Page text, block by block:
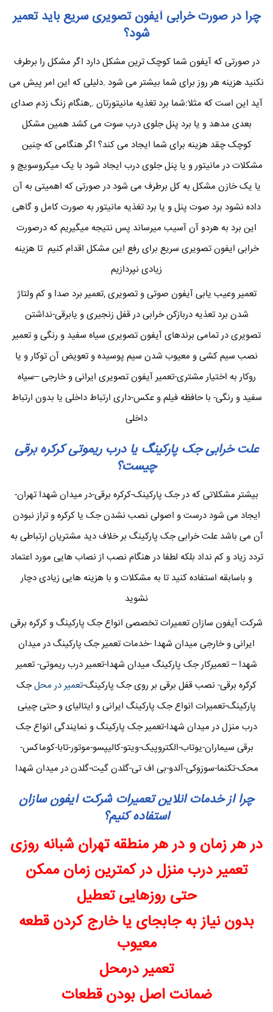
چرا در صورت خرابی آیفون تصویری سریع باید تعمیر
شود؟
در صورتی که آیفون شما کوچک ترین مشکل دارد اگر مشکل را برطرف
نکنید هزینه هر روز برای شما بیشتر می شود .دلیلی که این امر پیش می
آید این است که مثلا:شما برد تغذیه مانیتورتان .,هنگام زنگ زدم صدای
بعدی مدهد و یا برد پنل جلوی درب سوت می کشد همین مشکل
کوچک چقد هزینه برای شما ایجاد می کند؟ اگر هنگامی که چنین
مشکلات در مانیتور و یا پنل جلوی درب ایجاد شود با یک میکروسویچ و
یا یک خازن مشکل به کل برطرف می شود در صورتی که اهمیتی به آن
داده نشود برد صوت پنل و یا برد تغذیه مانیتور به صورت کامل و گاهی
این برد به هردو آن آسیب میرساند پس نتیجه میگیریم که درصورت
خرابی ایفون تصویری سریع برای رفع این مشکل اقدام کنیم تا هزینه
زیادی نپردازیم
تعمیر وعیب یابی آیفون صوتی و تصویری ,تعمیر برد صدا و کم ولتاژ
شدن برد تعذیه دربازکن خرابی در قفل زنجیری و یابرقی-نداشتن
تصویری در تمامی برندهای آیفون تصویری سیاه سفید و رنگی و تعمیر
نصب سیم کشی و معیوب شدن سیم پوسیده و تعویض آن توکار و یا
روکار به اختیار مشتری-تعمیر آیفون تصویری ایرانی و خارجی –سیاه
سفید و رنگی- با حافظه فیلم و عکس-داری ارتباط داخلی یا بدون ارتباط
داخلی
علت خرابی جک پارکینگ یا درب ریموتی کرکره برقی
چیست؟
بیشتر مشکلاتی که در جک پارکینک-کرکره برقی-در میدان شهدا تهران-
ایجاد می شود درست و اصولی نصب نشدن جک یا کرکره و تراز نبودن
آن می باشد علت خرابی جک پارکینگ بر خلاف دید مشتریان ارتباطی به
تردد زیاد و کم نداد بلکه لطفا در هنگام نصب از نصاب هایی مورد اعتماد
و باسابقه استفاده کنید تا به مشکلات و با هزینه هایی زیادی دچار
نشوید
شرکت آیفون سازان تعمیرات تخصصی انواع جک پارکینگ و کرکره برقی
ایرانی و خارجی میدان شهدا -خدمات تعمیر جک پارکینگ در میدان
شهدا – تعمیرکار جک پارکینگ میدان شهدا-تعمیر درب ریموتی- تعمیر
کرکره برقی- نصب قفل برقی بر روی جک پارکینگ-تعمیر در محلجک
پارکینگ-تعمیرات انواع جک پارکینگ ایرانی و ایتالیای و حتی چینی
درب منزل در میدان شهدا-تعمیر جک پارکینگ و نمایندگی انواع جک
برقی سیماران-یوتاب-الکتروپیک-ویتو-کالیپسو-موتور-تابا-کوماکس-
محک-تکنما-سوزوکی-آلدو-بی اف تی-گلدن گیت-گلدن در میدان شهدا
چرا از خدمات انلاین تعمیرات شرکت آیفون سازان
استفاده کنیم؟
در هر زمان و در هر منطقه تهران شبانه روزی
تعمیر درب منزل در کمترین زمان ممکن
حتی روزهایی تعطیل
بدون نیاز به جابجای یا خارج کردن قطعه
معیوب
تعمیر درمحل
ضمانت اصل بودن قطعات